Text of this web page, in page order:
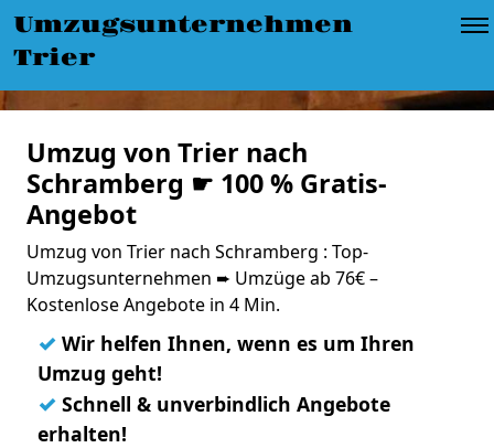
Umzugsunternehmen
Trier
Umzug von Trier nach
Schramberg ☛ 100 % Gratis-
Angebot
Umzug von Trier nach Schramberg : Top-
Umzugsunternehmen ➨ Umzüge ab 76€ –
Kostenlose Angebote in 4 Min.
✓ Wir helfen Ihnen, wenn es um Ihren
Umzug geht!
✓ Schnell & unverbindlich Angebote
erhalten!